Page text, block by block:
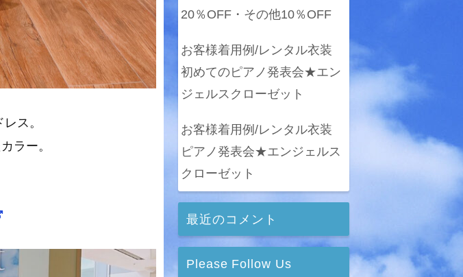
ス。
ラー。
20％OFF・その他10％OFF
お客様着用例/レンタル衣装
初めてのピアノ発表会★エン
ジェルスクローゼット
お客様着用例/レンタル衣装
ピアノ発表会★エンジェルス
クローゼット
最近のコメント
Please Follow Us